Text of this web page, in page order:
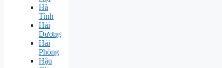
Hà
Tĩnh
Hải
Dương
Hải
Phòng
Hậu